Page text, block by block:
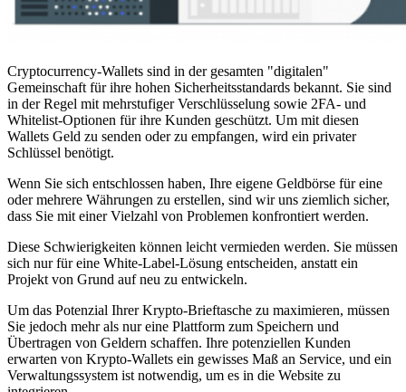
Cryptocurrency-Wallets sind in der gesamten "digitalen"
Gemeinschaft für ihre hohen Sicherheitsstandards bekannt. Sie sind
in der Regel mit mehrstufiger Verschlüsselung sowie 2FA- und
Whitelist-Optionen für ihre Kunden geschützt. Um mit diesen
Wallets Geld zu senden oder zu empfangen, wird ein privater
Schlüssel benötigt.
Wenn Sie sich entschlossen haben, Ihre eigene Geldbörse für eine
oder mehrere Währungen zu erstellen, sind wir uns ziemlich sicher,
dass Sie mit einer Vielzahl von Problemen konfrontiert werden.
Diese Schwierigkeiten können leicht vermieden werden. Sie müssen
sich nur für eine White-Label-Lösung entscheiden, anstatt ein
Projekt von Grund auf neu zu entwickeln.
Um das Potenzial Ihrer Krypto-Brieftasche zu maximieren, müssen
Sie jedoch mehr als nur eine Plattform zum Speichern und
Übertragen von Geldern schaffen. Ihre potenziellen Kunden
erwarten von Krypto-Wallets ein gewisses Maß an Service, und ein
Verwaltungssystem ist notwendig, um es in die Website zu